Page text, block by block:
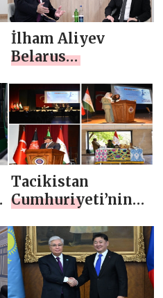
İlham Aliyev
Belarus
görüştü
Tacikistan
Cumhuriyeti’nin
Büyükelçiliği’nin
girişimi ile Abu
Abdullah
Rudaki’ye ithafen